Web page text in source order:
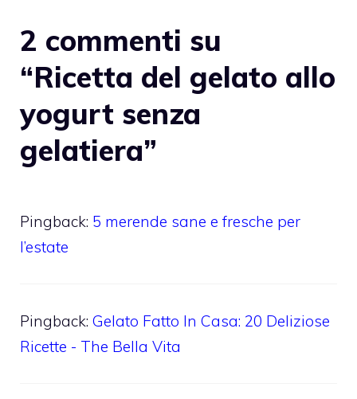
2 commenti su
“Ricetta del gelato allo
yogurt senza
gelatiera”
Pingback: 5 merende sane e fresche per
l’estate
Pingback: Gelato Fatto In Casa: 20 Deliziose
Ricette - The Bella Vita